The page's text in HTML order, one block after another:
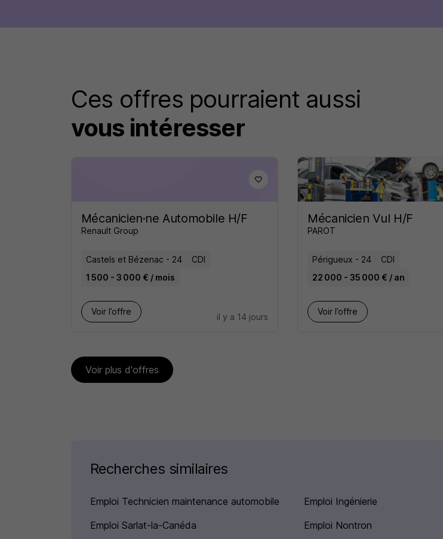
Ces offres pourraient aussi
vous intéresser
Mécanicien·ne Automobile H/F
Renault Group
Castels et Bézenac - 24
CDI
1 500 - 3 000 € / mois
Voir l’offre
il y a 14 jours
Mécanicien Vul H/F
PAROT
Périgueux - 24
CDI
22 000 - 35 000 € / an
Voir l’offre
Voir plus d'offres
Recherches similaires
Emploi Technicien maintenance automobile Emploi Ingénierie
Emploi Sarlat-la-Canéda
Emploi Nontron